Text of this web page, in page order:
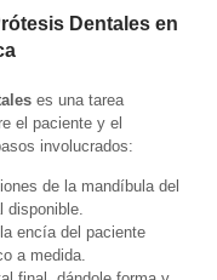
Dentales en
es una tarea
el paciente y el
involucrados:
de la mandíbula del
disponible.
encía del paciente
a medida.